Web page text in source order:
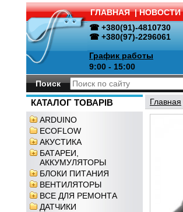
ГЛАВНАЯ | НОВОСТИ
☎ +380(91)-4810730
☎ +380(97)-2296061
График работы
9:00 - 15:00
Поиск
КАТАЛОГ ТОВАРІВ
ARDUINO
ECOFLOW
АКУСТИКА
БАТАРЕИ,
АККУМУЛЯТОРЫ
БЛОКИ ПИТАНИЯ
ВЕНТИЛЯТОРЫ
ВСЕ ДЛЯ РЕМОНТА
ДАТЧИКИ
Главная